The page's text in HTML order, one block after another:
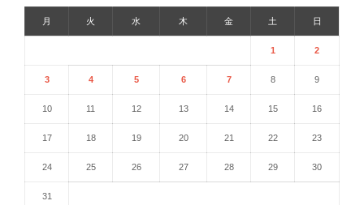
月 火 水 木 金 土 日
1 2
3 4 5 6 7 8 9
10 11 12 13 14 15 16
17 18 19 20 21 22 23
24 25 26 27 28 29 30
31